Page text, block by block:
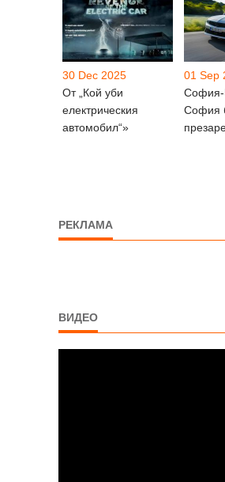
30 Dec 2025
От „Кой уби
електрическия
автомобил“»
01 Sep
София-
София
РЕКЛАМА
ВИДЕО